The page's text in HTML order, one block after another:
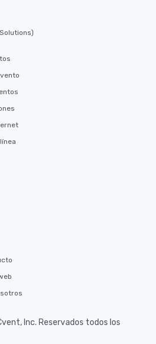
Inc. Reservados todos los